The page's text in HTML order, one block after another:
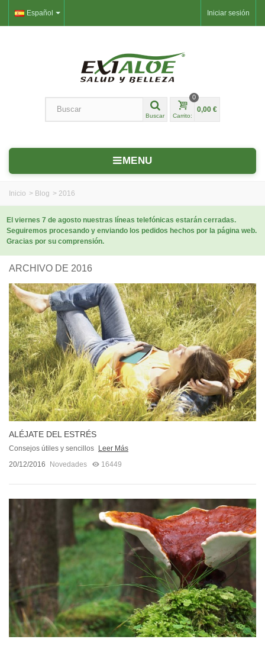
Iniciar sesión
Español
Buscar Carrito:
0
0,00 €
MENU
Inicio > Blog > 2016
El viernes 7 de agosto nuestras líneas telefónicas estarán cerradas.
Seguiremos procesando y enviando los pedidos hechos por la página web.
Gracias por su comprensión.
ARCHIVO DE 2016
ALÉJATE DEL ESTRÉS
Consejos útiles y sencillos
Leer Más
20/12/2016
Novedades 16449